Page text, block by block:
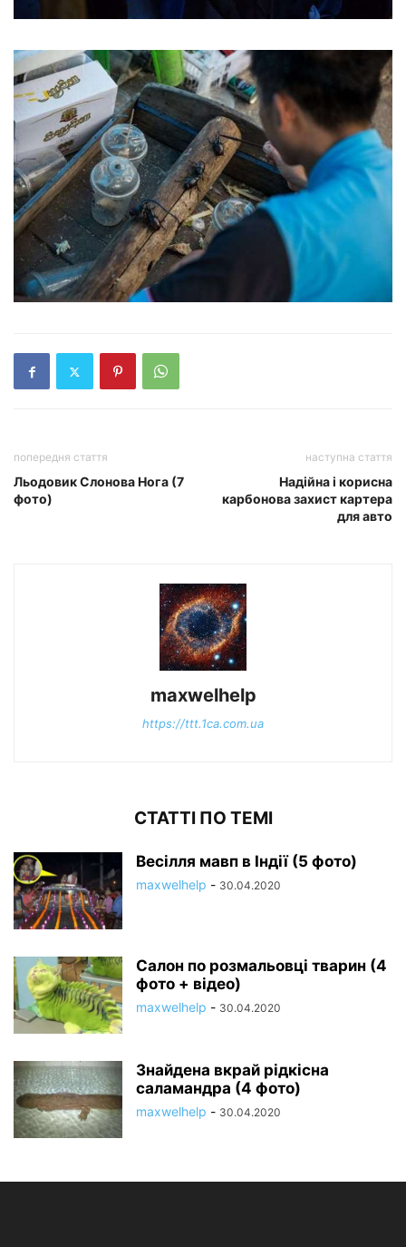
попередня стаття
Льодовик Слонова Нога (7
фото)
наступна стаття
Надійна і корисна
карбонова захист картера
для авто
maxwelhelp
https://ttt.1ca.com.ua
СТАТТІ ПО ТЕМІ
Весілля мавп в Індії (5 фото)
maxwelhelp - 30.04.2020
Салон по розмальовці тварин (4
фото + відео)
maxwelhelp - 30.04.2020
Знайдена вкрай рідкісна
саламандра (4 фото)
maxwelhelp - 30.04.2020